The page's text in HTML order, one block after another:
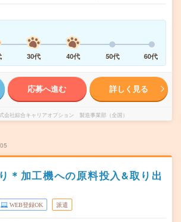
30代 40代 50代 60代
応募へ進む 詳しく見る
会社綜合キャリアオプション 製造事業部（全国）
＊加工機への原料投入&取り出
WEB登録OK 派遣